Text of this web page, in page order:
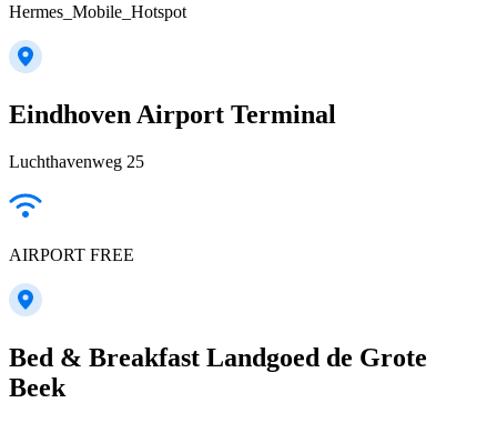
Hermes_Mobile_Hotspot
Eindhoven Airport Terminal
Luchthavenweg 25
AIRPORT FREE
Bed & Breakfast Landgoed de Grote
Beek